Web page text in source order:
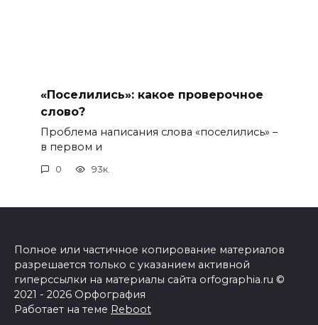
«Поселились»: какое проверочное
слово?
Проблема написания слова «поселились» –
в первом и
0 93к.
Полное или частичное копирование материалов
разрешается только с указанием активной
гиперссылки на материалы сайта orfographia.ru ©
2021 - 2026 Орфография
Работает на теме Reboot